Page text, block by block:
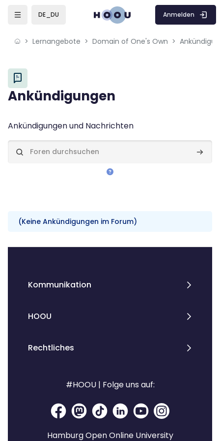
Skip to sidebar navigation menu
Skip to mobile navigation menu
DE_DU Anmelden
Lernangebote Domain of One's Own
Blöcke
Ankündigungen
Blöcke
Abschlussbedingungen
Ankündigungen und Nachrichten
Foren durchsuchen
(Keine Ankündigungen im Forum)
Kommunikation
HOOU
Rechtliches
#HOOU | Folge uns auf:
Hamburg Open Online University